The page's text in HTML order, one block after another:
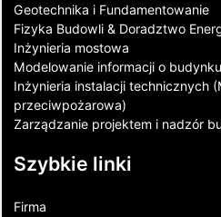
Geotechnika i Fundamentowanie
Fizyka Budowli & Doradztwo
Inżynieria mostowa
Modelowanie informacji o
Inżynieria instalacji technicznych
przeciwpożarowa)
Zarządzanie projektem i nadzór
Szybkie linki
Firma